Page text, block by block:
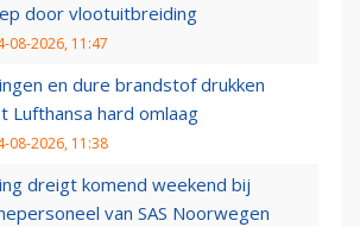
door vlootuitbreiding
08-2026, 11:47
en dure brandstof drukken
Lufthansa hard omlaag
08-2026, 11:38
dreigt komend weekend bij
van SAS Noorwegen